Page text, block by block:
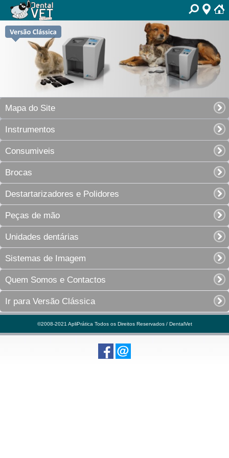
Mapa do Site
Instrumentos
Consumiveis
Brocas
Destartarizadores e Polidores
Peças de mão
Unidades dentárias
Sistemas de Imagem
Quem Somos e Contactos
Ir para Versão Clássica
©2008-2021 ApliPrática Todos os Direitos Reservados / DentalVet